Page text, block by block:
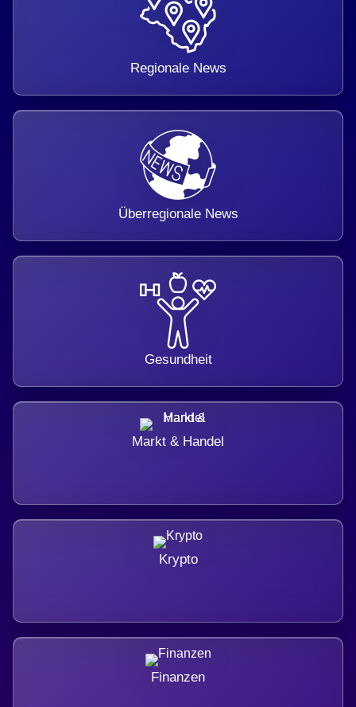
Regionale News
Überregionale News
Gesundheit
Markt & Handel
Krypto
Finanzen